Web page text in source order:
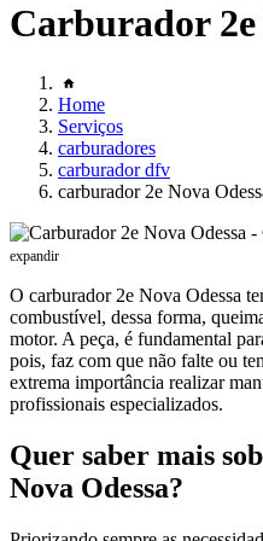
Carburador 2e
Home
Serviços
carburadores
carburador dfv
carburador 2e Nova
expandir
O carburador 2e Nova Odessa
combustível, dessa forma,
motor. A peça, é fundamental
pois, faz com que não falte ou
extrema importância realizar
profissionais especializados.
Quer saber mais
Nova Odessa?